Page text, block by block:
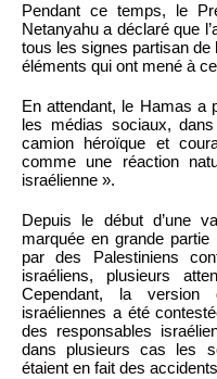
Pendant ce temps, le
Netanyahu a déclaré que
tous les signes partisan de
éléments qui ont mené à
En attendant, le Hamas a
les médias sociaux,
camion héroïque et
comme une réaction
israélienne ».
Depuis le début d’une
marquée en grande partie
par des Palestiniens
israéliens, plusieurs
Cependant, la version
israéliennes a été
des responsables
dans plusieurs cas les
étaient en fait des